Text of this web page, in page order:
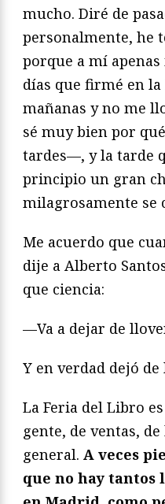
mucho. Diré de
personalmente, he
porque a mí
días que firmé en
mañanas y no me
sé muy bien por
tardes—, y la tarde
principio un gran
milagrosamente se
Me acuerdo que
dije a Alberto
que ciencia:
—Va a dejar de
Y en verdad dejó de
La Feria del Libro
gente, de ventas,
general. A veces
que no hay tantos